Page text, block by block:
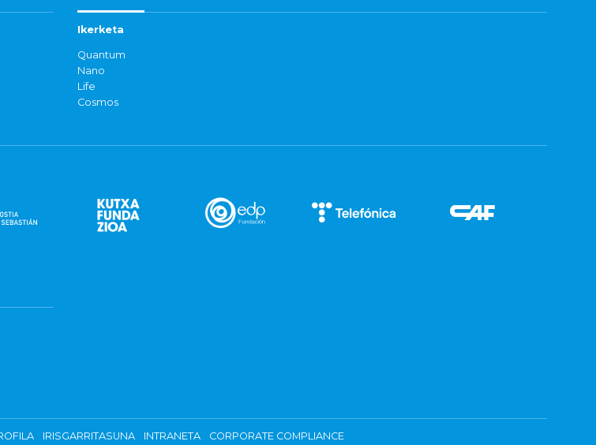
Ikerketa
Quantum
Nano
Life
Cosmos
IRISGARRITASUNA INTRANETA CORPORATE COMPLIANCE